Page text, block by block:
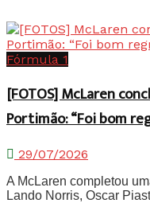
Fórmula 1
[FOTOS] McLaren
Portimão: “Foi bom
29/07/2026
A McLaren completou
Lando Norris, Oscar